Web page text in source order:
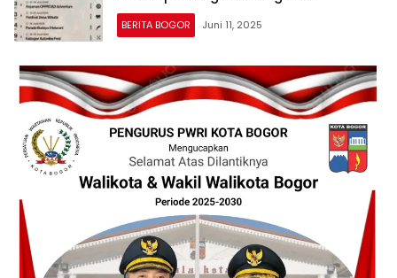
BERITA BOGOR Juni 11, 2025